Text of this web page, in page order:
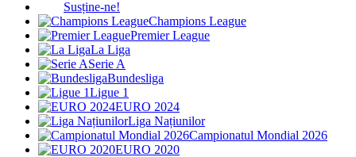
Susține-ne!
Champions League
Premier League
La Liga
Serie A
Bundesliga
Ligue 1
EURO 2024
Liga Națiunilor
Campionatul Mondial 2026
EURO 2020